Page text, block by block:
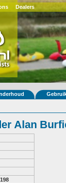
Dealers
Alan